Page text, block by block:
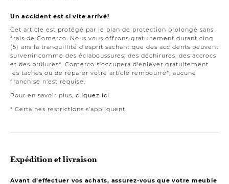
Un accident est si vite arrivé!
Cet article est protégé par le plan de protection prolongé sans
frais de Comerco. Nous vous offrons gratuitement durant cinq
(5) ans la tranquillité d'esprit sachant que des accidents peuvent
survenir comme des éclaboussures, des déchirures, des accrocs
et des brûlures*. Comerco s'occupera d'enlever gratuitement
les taches ou de réparer votre article rembourré*; aucune
franchise n'est requise.
Pour en savoir plus, cliquez ici.
* Certaines restrictions s'appliquent.
Expédition et livraison
Avant d’effectuer vos achats, assurez-vous que votre meuble